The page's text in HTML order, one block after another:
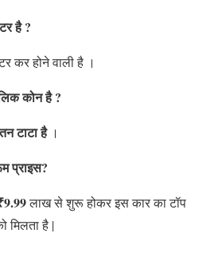
है ?
कर होने वाली है ।
कोन है ?
टाटा है।
प्राइस?
लाख से शुरू होकर इस कार का टॉप
मिलता है |